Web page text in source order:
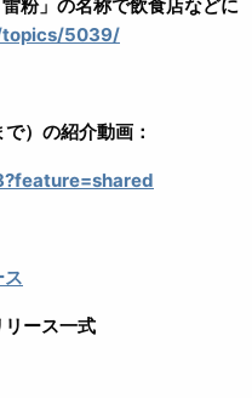
粉」の名称で飲食店などに
5039/
）の紹介動画：
ス
ース一式